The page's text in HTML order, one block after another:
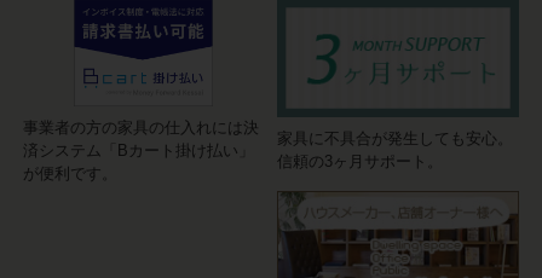
事業者の方の家具の仕入れには決
済システム「Bカート掛け払い」
が便利です。
家具に不具合が発生しても安心。
信頼の3ヶ月サポート。